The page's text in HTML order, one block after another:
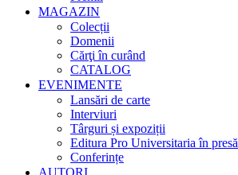
MAGAZIN
Colecții
Domenii
Cărţi în curând
CATALOG
EVENIMENTE
Lansări de carte
Interviuri
Târguri și expoziții
Editura Pro Universitaria în presă
Conferințe